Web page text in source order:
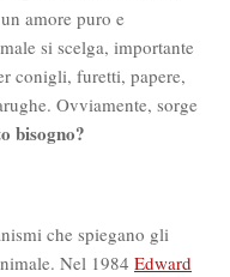
amore puro e
si scelga, importante
conigli, furetti, papere,
Ovviamente, sorge
bisogno?
che spiegano gli
Nel 1984 Edward